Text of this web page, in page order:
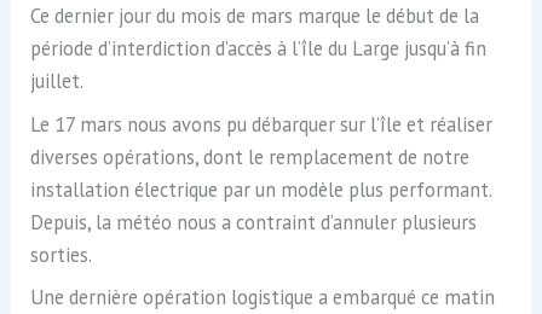
Ce dernier jour du mois de mars marque le début de la
période d’interdiction d’accès à l’île du Large jusqu’à fin
juillet.
Le 17 mars nous avons pu débarquer sur l’île et réaliser
diverses opérations, dont le remplacement de notre
installation électrique par un modèle plus performant.
Depuis, la météo nous a contraint d’annuler plusieurs
sorties.
Une dernière opération logistique a embarqué ce matin